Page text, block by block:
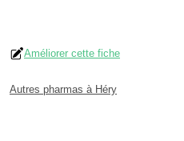
Améliorer cette fiche
Autres pharmas à Héry